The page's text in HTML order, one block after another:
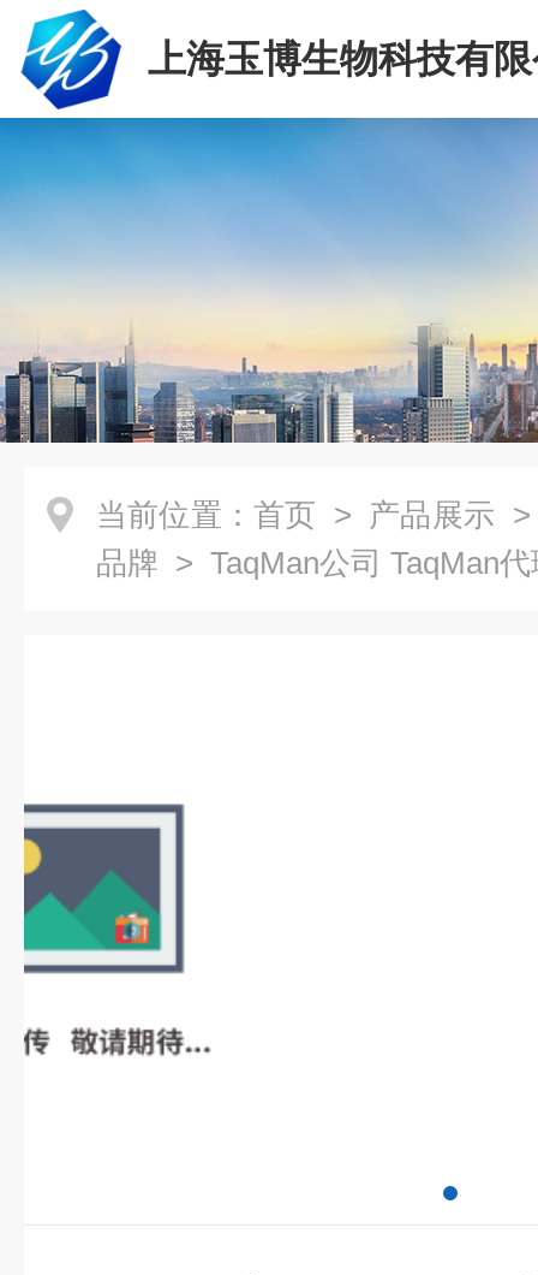
上海玉博生物科技有
当前位置： 首页 > 产品展示
品牌 > TaqMan公司 TaqMan代